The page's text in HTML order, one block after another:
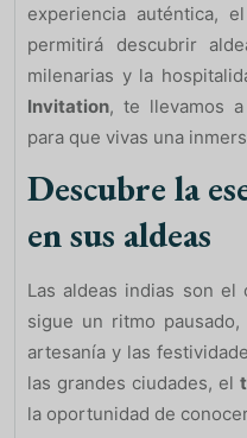
experiencia auténtica,
permitirá descubrir
milenarias y la
Invitation, te llevamos
para que vivas una
Descubre la
en sus aldeas
Las aldeas indias son el
sigue un ritmo
artesanía y las
las grandes ciudades, el
la oportunidad de